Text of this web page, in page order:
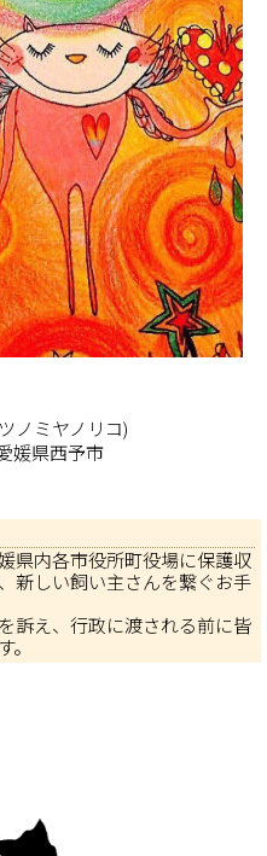
ノミヤノリコ)
媛県西予市
県内各市役所町役場に保護収
新しい飼い主さんを繋ぐお手
訴え、行政に渡される前に皆